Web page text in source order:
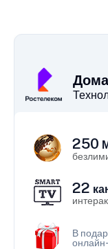
250
22
В